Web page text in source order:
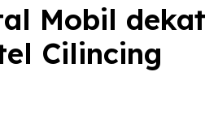
Mobil dekat
Cilincing